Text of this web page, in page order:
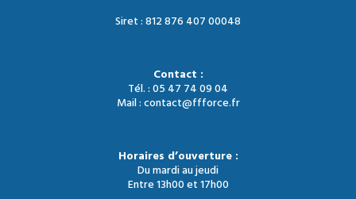
Siret : 812 876 407 00048
Contact :
Tél. : 05 47 74 09 04
Mail : contact@ffforce.fr
Horaires d’ouverture :
Du mardi au jeudi
Entre 13h00 et 17h00